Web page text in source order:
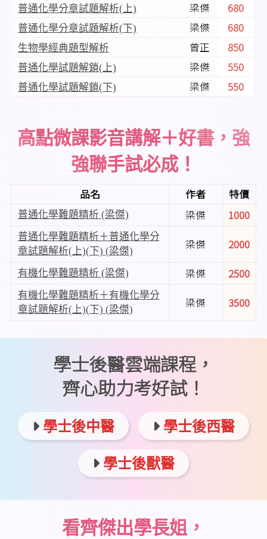
普通化學分章試題解析(上) 梁傑 680
普通化學分章試題解析(下) 梁傑 680
生物學經典題型解析 曾正 850
普通化學試題解鎖(上) 梁傑 550
普通化學試題解鎖(下) 梁傑 550
高點微課影音講解＋好書，強
強聯手試必成！
品名 作者 特價
普通化學難題精析 (梁傑) 梁傑 1000
普通化學難題精析＋普通化學分
章試題解析(上)(下) (梁傑)
梁傑 2000
有機化學難題精析 (梁傑) 梁傑 2500
有機化學難題精析＋有機化學分
章試題解析(上)(下) (梁傑)
梁傑 3500
學士後醫雲端課程，
齊心助力考好試！
學士後中醫 學士後西醫
學士後獸醫
看齊傑出學長姐，